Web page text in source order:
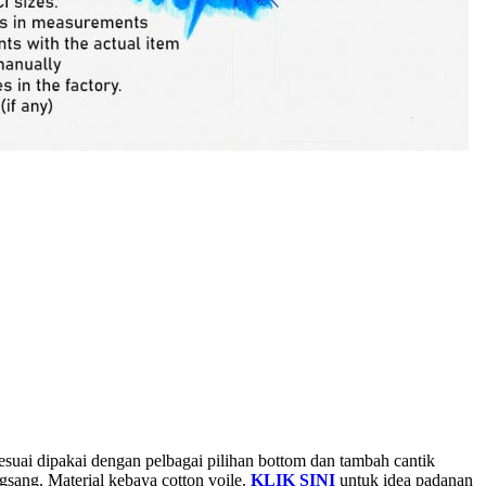
dipakai dengan pelbagai pilihan bottom dan tambah cantik
Material kebaya cotton voile. KLIK SINI untuk idea padanan